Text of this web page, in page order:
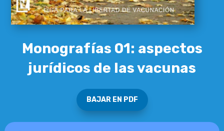
Monografías 01: aspectos
jurídicos de las vacunas
BAJAR EN PDF